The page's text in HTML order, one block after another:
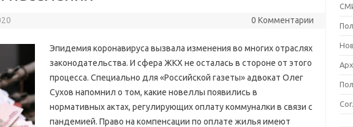
0 Комментарии
Эпидемия коронавируса вызвала изменения во многих отраслях
законодательства. И сфера ЖКХ не осталась в стороне от этого
процесса. Специально для «Российской газеты» адвокат Олег
Сухов напомнил о том, какие новеллы появились в
нормативных актах, регулирующих оплату коммуналки в связи с
пандемией. Право на компенсации по оплате жилья имеют